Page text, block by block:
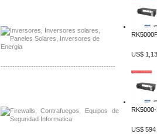
-------------------------------------------------
US$
RK5000-
US$ 594